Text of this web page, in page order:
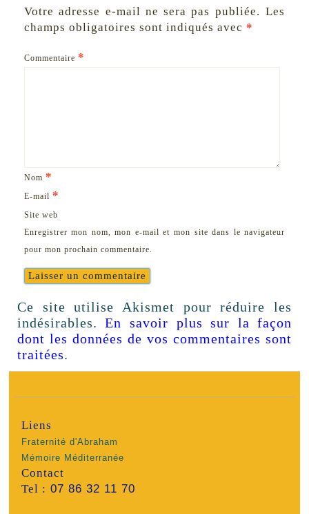
Votre adresse e-mail ne sera pas publiée. Les
champs obligatoires sont indiqués avec *
Commentaire *
Nom *
E-mail *
Site web
Enregistrer mon nom, mon e-mail et mon site dans le navigateur
pour mon prochain commentaire.
Ce site utilise Akismet pour réduire les
indésirables.En savoir plus sur la façon
dont les données de vos commentaires sont
traitées.
Liens
Fraternité d'Abraham
Mémoire Méditerranée
Contact
Tel : 07 86 32 11 70